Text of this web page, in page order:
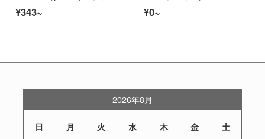
¥343~
¥0~
2026年8月
日 月 火 水 木 金 土